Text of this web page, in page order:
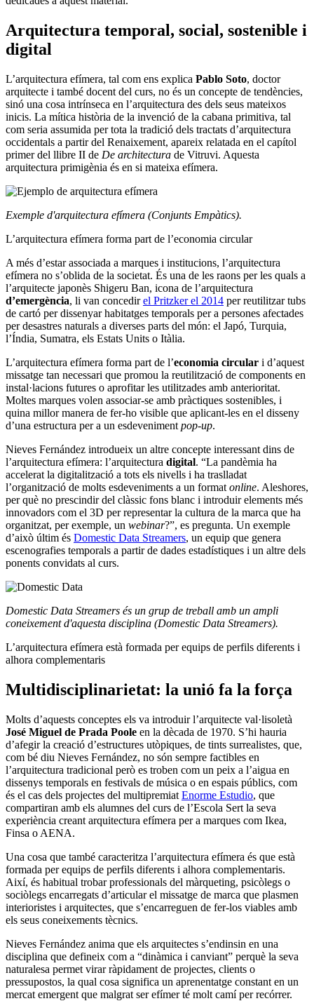
​Arquitectura temporal, social, sostenible i
digital
L’arquitectura efímera, tal com ens explica Pablo Soto, doctor
arquitecte i també docent del curs, no és un concepte de tendències,
sinó una cosa intrínseca en l’arquitectura des dels seus mateixos
inicis. La mítica història de la invenció de la cabana primitiva, tal
com seria assumida per tota la tradició dels tractats d’arquitectura
occidentals a partir del Renaixement, apareix relatada en el capítol
primer del llibre II de De architectura de Vitruvi. Aquesta
arquitectura primigènia és en si mateixa efímera.
Exemple d'arquitectura efímera (Conjunts Empàtics).
L’arquitectura efímera forma part de l’economia circular
A més d’estar associada a marques i institucions, l’arquitectura
efímera no s’oblida de la societat. És una de les raons per les quals a
l’arquitecte japonès Shigeru Ban, icona de l’arquitectura
d’emergència, li van concedirel Pritzker el 2014 per reutilitzar tubs
de cartó per dissenyar habitatges temporals per a persones afectades
per desastres naturals a diverses parts del món: el Japó, Turquia,
l’Índia, Sumatra, els Estats Units o Itàlia.
L’arquitectura efímera forma part de l’economia circular i d’aquest
missatge tan necessari que promou la reutilització de components en
instal·lacions futures o aprofitar les utilitzades amb anterioritat.
Moltes marques volen associar-se amb pràctiques sostenibles, i
quina millor manera de fer-ho visible que aplicant-les en el disseny
d’una estructura per a un esdeveniment pop-up.
Nieves Fernández introdueix un altre concepte interessant dins de
l’arquitectura efímera: l’arquitectura digital. “La pandèmia ha
accelerat la digitalització a tots els nivells i ha traslladat
l’organització de molts esdeveniments a un format online. Aleshores,
per què no prescindir del clàssic fons blanc i introduir elements més
innovadors com el 3D per representar la cultura de la marca que ha
organitzat, per exemple, un webinar?”, es pregunta. Un exemple
d’això últim és Domestic Data Streamers, un equip que genera
escenografies temporals a partir de dades estadístiques i un altre dels
ponents convidats al curs.
Domestic Data Streamers és un grup de treball amb un ampli
coneixement d'aquesta disciplina (Domestic Data Streamers).
L’arquitectura efímera està formada per equips de perfils diferents i
alhora complementaris
Multidisciplinarietat: la unió fa la força
Molts d’aquests conceptes els va introduir l’arquitecte val·lisoletà
José Miguel de Prada Poole en la dècada de 1970. S’hi hauria
d’afegir la creació d’estructures utòpiques, de tints surrealistes, que,
com bé diu Nieves Fernández, no són sempre factibles en
l’arquitectura tradicional però es troben com un peix a l’aigua en
dissenys temporals en festivals de música o en espais públics, com
és el cas dels projectes del multipremiat Enorme Estudio, que
compartiran amb els alumnes del curs de l’Escola Sert la seva
experiència creant arquitectura efímera per a marques com Ikea,
Finsa o AENA.
Una cosa que també caracteritza l’arquitectura efímera és que està
formada per equips de perfils diferents i alhora complementaris.
Així, és habitual trobar professionals del màrqueting, psicòlegs o
sociòlegs encarregats d’articular el missatge de marca que plasmen
interioristes i arquitectes, que s’encarreguen de fer-los viables amb
els seus coneixements tècnics.
Nieves Fernández anima que els arquitectes s’endinsin en una
disciplina que defineix com a “dinàmica i canviant” perquè la seva
naturalesa permet virar ràpidament de projectes, clients o
pressupostos, la qual cosa significa un aprenentatge constant en un
mercat emergent que malgrat ser efímer té molt camí per recórrer.